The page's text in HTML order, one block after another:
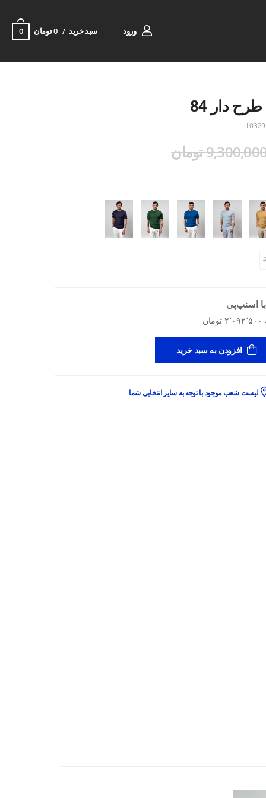
ورود سبد خرید 0 تومان 0
دار 84
تومان
اسنپ‌پی
افزودن به سبد خرید
لیست شعب موجود با توجه به سایز انتخابی شما